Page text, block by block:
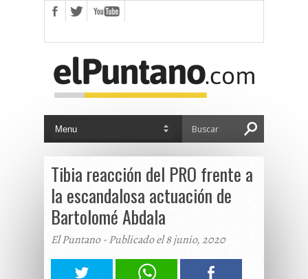
Tibia reacción del PRO frente a
la escandalosa actuación de
Bartolomé Abdala
El Puntano - Publicado el 8 junio, 2020